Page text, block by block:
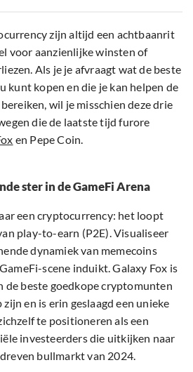
zijn altijd een achtbaanrit
voor aanzienlijke winsten of
Als je je afvraagt wat de beste
kunt kopen en die je kan helpen de
wil je misschien deze drie
die de laatste tijd furore
en Pepe Coin.
ster in de GameFi Arena
een cryptocurrency: het loopt
play-to-earn (P2E). Visualiseer
dynamiek van memecoins
scene induikt. Galaxy Fox is
de beste goedkope cryptomunten
en is erin geslaagd een unieke
te positioneren als een
investeerders die uitkijken naar
bullmarkt van 2024.